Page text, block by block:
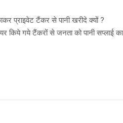
प्राइवेट टैंकर से पानी खरीदे क्यों ?
किये गये टैंकरों से जनता को पानी सप्लाई